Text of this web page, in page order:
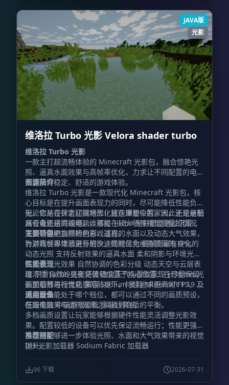
JAVA版
光影
维洛拉 Turbo 光影 Velora shader turbo
维洛拉 Turbo 光影
一款主打超流畅体验的 Minecraft 光影包，融合惊艳光
照、逼真水面效果与高帧率优化，力求让不同配置的电脑
都能获得稳定、舒适的游戏体验。
资源简介
维洛拉 Turbo 光影是一款现代化 Minecraft 光影包，核
心目标是在提升画面表现力的同时，尽可能降低性能负
担。它从设计之初就将优化放在重要位置，因此无论是低
端设备还是高端电脑，都能在较少牺牲视觉质量的情况
下，享受更加顺畅的游戏过程。
无论你是在探索辽阔地形、建造理想中的家园，还是录制
具有电影感的视频，维洛拉 Turbo 光影都能通过沉浸式
光照、鲜明自然的色彩、逼真的水面以及动态大气效果，
为游戏世界增添更多层次，同时尽力维持较高的 FPS。
主要特色
针对高帧率体验进行的快速性能优化 细腻而富有变化的
动态光照 支持反射效果的逼真水面 柔和阴影与环境光照
高质量泛光效果 自然协调的色彩分级 动态天空与云层表
现 平滑自然的昼夜交替 改良天气与雾效表现 针对 Iris 光
影加载器进行优化 兼容 Sodium 支持 Minecraft 1.19 及
更高版本
性能表现
维洛拉 Turbo 光影将流畅度置于核心位置：在尽量保留
画面细节与视觉质感的前提下，持续追求更高的 FPS。无
论设备性能处于哪个档位，都可以通过不同的画质预设，
在图像效果与运行效率之间找到合适的平衡。
适用设备
低端电脑 中端游戏设备 高端计算机
多档画质设置让玩家能够根据硬件性能灵活调整光影效
果。配置较低的设备可以优先保证流畅运行；性能更强的
系统则能够进一步体验光照、水面和大气效果带来的视觉
提升。
推荐搭配
Iris 光影加载器 Sodium Fabric 加载器
96 下载 2026-07-31